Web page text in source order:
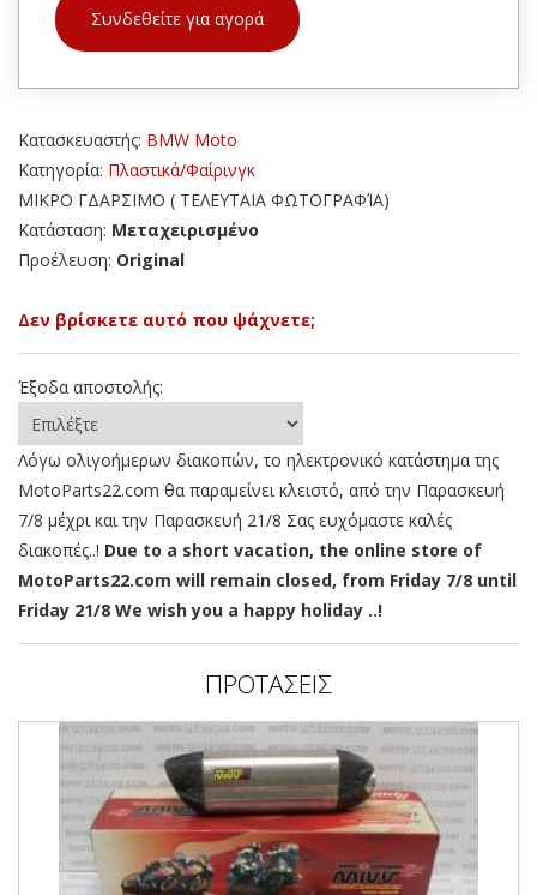
Συνδεθείτε για αγορά
Κατασκευαστής: BMW Moto
Κατηγορία: Πλαστικά/Φαίρινγκ
ΜΙΚΡΟ ΓΔΑΡΣΙΜΟ ( ΤΕΛΕΥΤΑΙΑ ΦΩΤΟΓΡΑΦΊΑ)
Κατάσταση: Μεταχειρισμένο
Προέλευση: Original
Δεν βρίσκετε αυτό που ψάχνετε;
Έξοδα αποστολής:
Λόγω ολιγοήμερων διακοπών, το ηλεκτρονικό κατάστημα της
MotoParts22.com θα παραμείνει κλειστό, από την Παρασκευή
7/8 μέχρι και την Παρασκευή 21/8 Σας ευχόμαστε καλές
διακοπές..! Due to a short vacation, the online store of
MotoParts22.com will remain closed, from Friday 7/8 until
Friday 21/8 We wish you a happy holiday ..!
ΠΡΟΤΑΣΕΙΣ